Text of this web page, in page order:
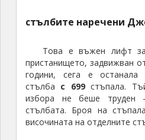
стълбите наречени
Това е въжен лифт
пристанището, задвижван
години, сега е останала
стълба с 699стъпала.
избора не беше труден
стълбата. Броя на
височината на отделните